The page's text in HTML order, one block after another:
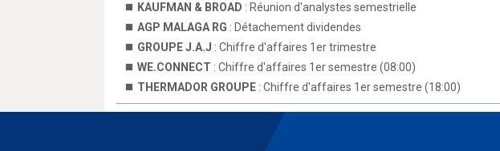
KAUFMAN & BROAD : Réunion d'analystes semestrielle
AGP MALAGA RG : Détachement dividendes
GROUPE J.A.J : Chiffre d'affaires 1er trimestre
WE.CONNECT : Chiffre d'affaires 1er semestre (08:00)
THERMADOR GROUPE : Chiffre d'affaires 1er semestre (18:00)